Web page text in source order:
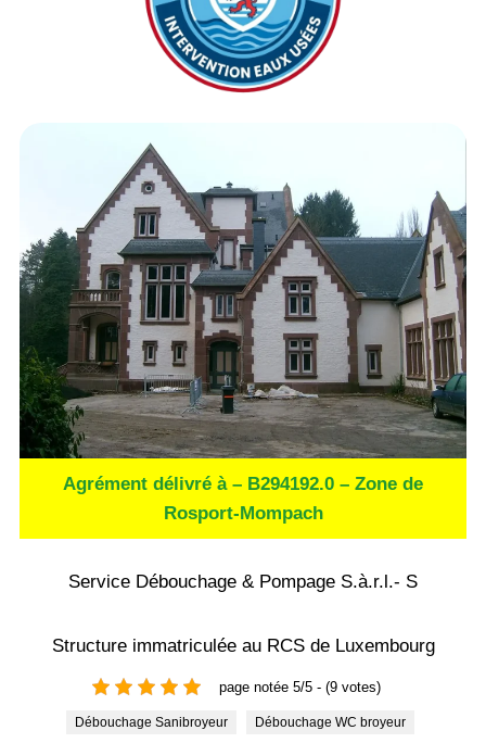
Agrément délivré à – B294192.0 – Zone de
Rosport-Mompach
Service Débouchage & Pompage S.à.r.l.- S
Structure immatriculée au RCS de Luxembourg
page notée 5/5 - (9 votes)
Débouchage Sanibroyeur Débouchage WC broyeur